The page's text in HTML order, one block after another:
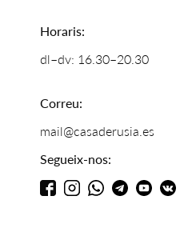
Horaris:
dl–dv: 16.30–20.30
Correu:
mail@casaderusia.es
Segueix-nos: